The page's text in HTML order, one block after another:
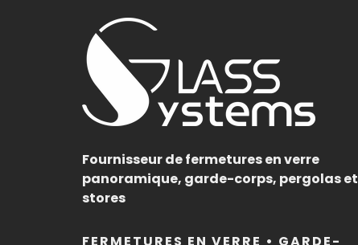
Fournisseur de fermetures en verre
panoramique, garde-corps, pergolas et
stores